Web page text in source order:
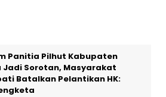
Panitia Pilhut Kabupaten
Jadi Sorotan, Masyarakat
Batalkan Pelantikan HK: